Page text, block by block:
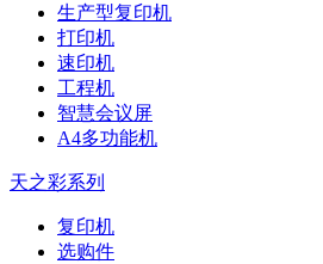
生产型复印机
打印机
速印机
工程机
智慧会议屏
A4多功能机
天之彩系列
复印机
选购件